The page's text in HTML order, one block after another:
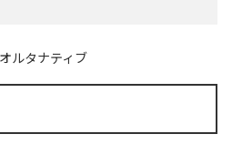
オルタナティブ